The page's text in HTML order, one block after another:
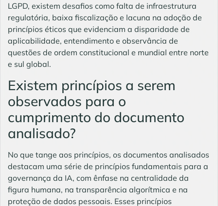
LGPD, existem desafios como falta de infraestrutura
regulatória, baixa fiscalização e lacuna na adoção de
princípios éticos que evidenciam a disparidade de
aplicabilidade, entendimento e observância de
questões de ordem constitucional e mundial entre norte
e sul global.
Existem princípios a serem
observados para o
cumprimento do documento
analisado?
No que tange aos princípios, os documentos analisados
destacam uma série de princípios fundamentais para a
governança da IA, com ênfase na centralidade da
figura humana, na transparência algorítmica e na
proteção de dados pessoais. Esses princípios